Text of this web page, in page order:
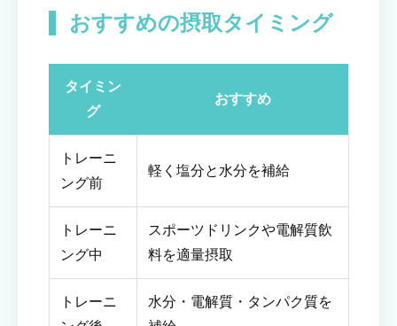
おすすめの摂取タイミング
タイミン
グ
おすすめ
トレーニ
ング前
軽く塩分と水分を補給
トレーニ
ング中
スポーツドリンクや電解質飲
料を適量摂取
トレーニ
水分・電解質・タンパク質を